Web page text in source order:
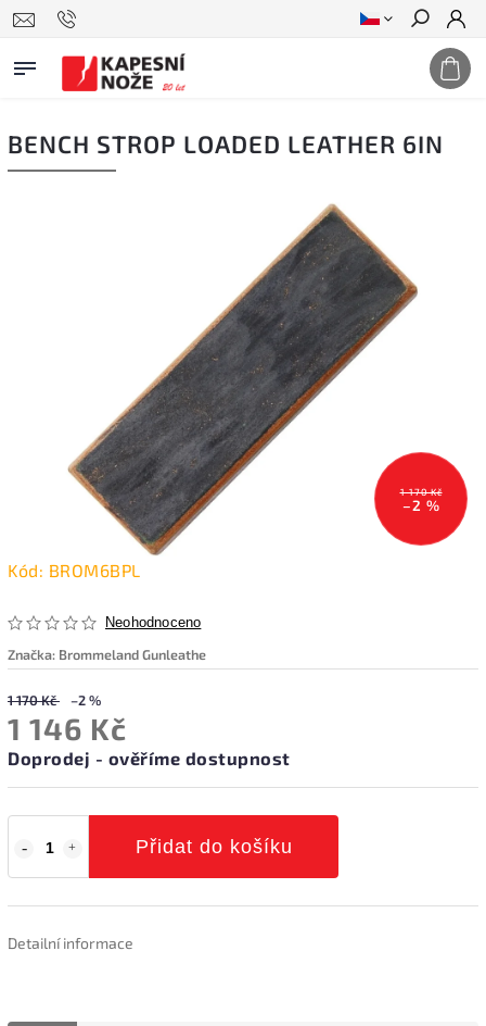
Hledat
BENCH STROP LOADED LEATHER 6IN
1 170 Kč
–2 %
Kód: BROM6BPL
Neohodnoceno
Značka: Brommeland Gunleathe
1 170 Kč –2 %
1 146 Kč
Doprodej - ověříme dostupnost
Přidat do košíku
Detailní informace